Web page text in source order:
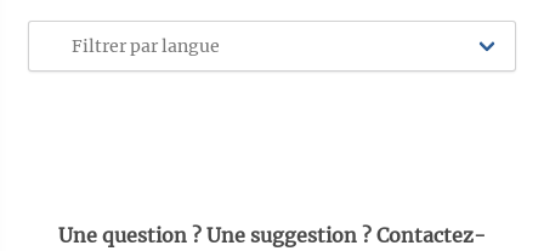
Une question ? Une suggestion ? Contactez-